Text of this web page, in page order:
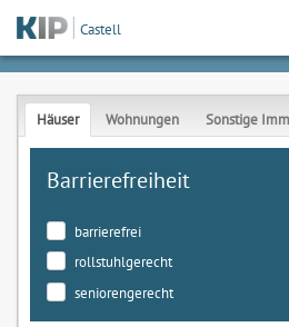
Castell
Häuser Wohnungen Sonstige
Barrierefreiheit
barrierefrei
rollstuhlgerecht
seniorengerecht